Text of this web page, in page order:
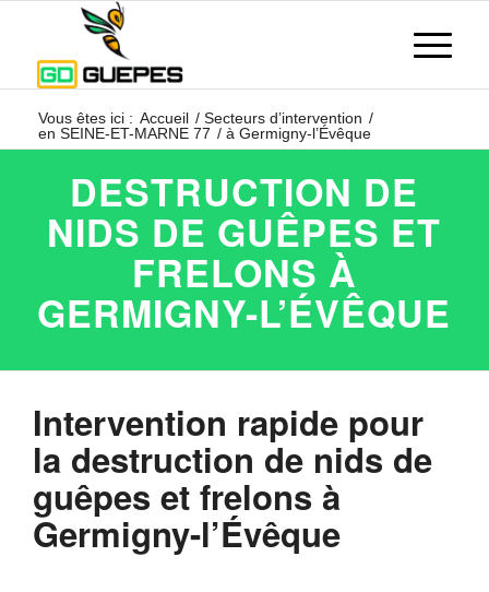
Vous êtes ici : Accueil / Secteurs d’intervention /
en SEINE-ET-MARNE 77 / à Germigny-l’Évêque
DESTRUCTION DE
NIDS DE GUÊPES ET
FRELONS À
GERMIGNY-L’ÉVÊQUE
Intervention rapide pour
la destruction de nids de
guêpes et frelons à
Germigny-l’Évêque